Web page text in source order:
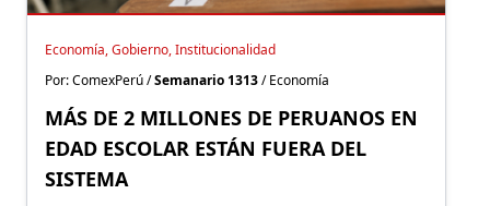
Economía, Gobierno, Institucionalidad
Por: ComexPerú /Semanario 1313/ Economía
MÁS DE 2 MILLONES DE PERUANOS EN
EDAD ESCOLAR ESTÁN FUERA DEL
SISTEMA